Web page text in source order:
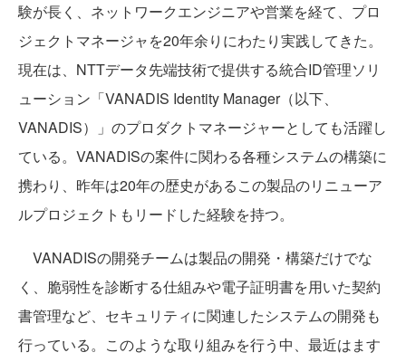
験が長く、ネットワークエンジニアや営業を経て、プロ
ジェクトマネージャを20年余りにわたり実践してきた。
現在は、NTTデータ先端技術で提供する統合ID管理ソリ
ューション「VANADIS Identity Manager（以下、
VANADIS）」のプロダクトマネージャーとしても活躍し
ている。VANADISの案件に関わる各種システムの構築に
携わり、昨年は20年の歴史があるこの製品のリニューア
ルプロジェクトもリードした経験を持つ。
VANADISの開発チームは製品の開発・構築だけでな
く、脆弱性を診断する仕組みや電子証明書を用いた契約
書管理など、セキュリティに関連したシステムの開発も
行っている。このような取り組みを行う中、最近はます